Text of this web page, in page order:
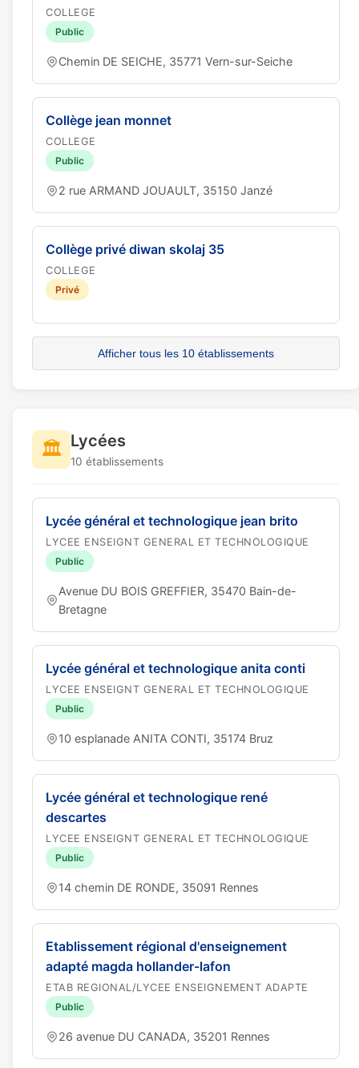
COLLEGE
Public
Chemin DE SEICHE, 35771 Vern-sur-Seiche
Collège jean monnet
COLLEGE
Public
2 rue ARMAND JOUAULT, 35150 Janzé
Collège privé diwan skolaj 35
COLLEGE
Privé
Afficher tous les 10 établissements
🏛️ Lycées
10 établissements
Lycée général et technologique jean brito
LYCEE ENSEIGNT GENERAL ET TECHNOLOGIQUE
Public
Avenue DU BOIS GREFFIER, 35470 Bain-de-
Bretagne
Lycée général et technologique anita conti
LYCEE ENSEIGNT GENERAL ET TECHNOLOGIQUE
Public
10 esplanade ANITA CONTI, 35174 Bruz
Lycée général et technologique rené
descartes
LYCEE ENSEIGNT GENERAL ET TECHNOLOGIQUE
Public
14 chemin DE RONDE, 35091 Rennes
Etablissement régional d'enseignement
adapté magda hollander-lafon
ETAB REGIONAL/LYCEE ENSEIGNEMENT ADAPTE
Public
26 avenue DU CANADA, 35201 Rennes